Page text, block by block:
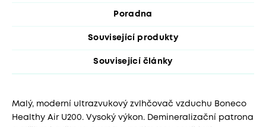
Poradna
Související produkty
Související články
Malý, moderní ultrazvukový zvlhčovač vzduchu Boneco
Healthy Air U200. Vysoký výkon. Demineralizační patrona